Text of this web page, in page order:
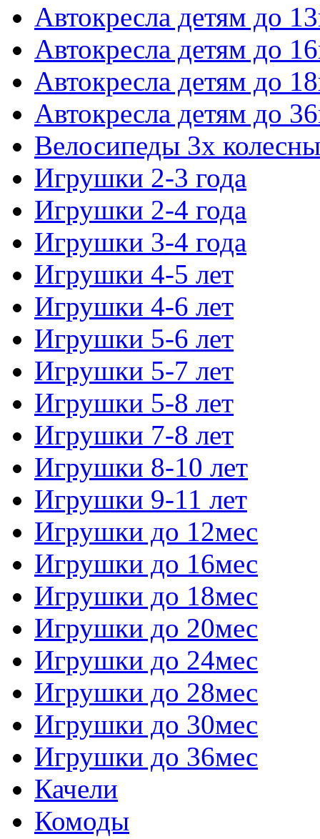
Автокресла детям до
Автокресла детям до
Автокресла детям до
Автокресла детям до
Велосипеды 3х
Игрушки 2-3 года
Игрушки 2-4 года
Игрушки 3-4 года
Игрушки 4-5 лет
Игрушки 4-6 лет
Игрушки 5-6 лет
Игрушки 5-7 лет
Игрушки 5-8 лет
Игрушки 7-8 лет
Игрушки 8-10 лет
Игрушки 9-11 лет
Игрушки до 12мес
Игрушки до 16мес
Игрушки до 18мес
Игрушки до 20мес
Игрушки до 24мес
Игрушки до 28мес
Игрушки до 30мес
Игрушки до 36мес
Качели
Комоды